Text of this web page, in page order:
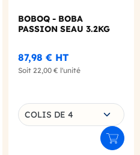
au panier
BOBOQ - BOBA
PASSION SEAU 3.2KG
87,98 € HT
Soit 22,00 € l'unité
Choisissez une déclinaison
COLIS DE 4